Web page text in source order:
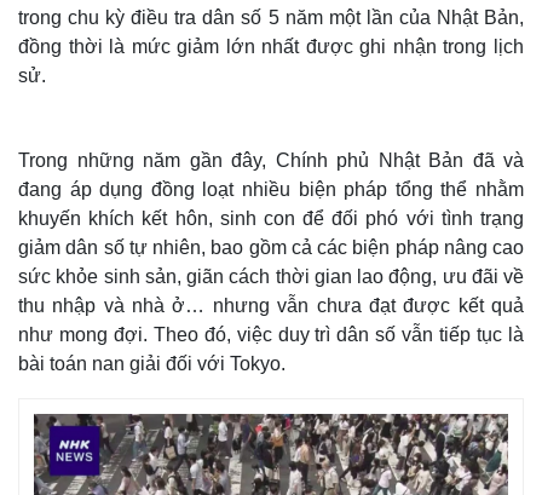
Thế giới
Quan sát
Hồ sơ
Multimedia
E-Magazine
Infographic
trong chu kỳ điều tra dân số 5 năm một lần của Nhật Bản,
đồng thời là mức giảm lớn nhất được ghi nhận trong lịch
sử.
Trong những năm gần đây, Chính phủ Nhật Bản đã và
đang áp dụng đồng loạt nhiều biện pháp tổng thể nhằm
khuyến khích kết hôn, sinh con để đối phó với tình trạng
giảm dân số tự nhiên, bao gồm cả các biện pháp nâng cao
sức khỏe sinh sản, giãn cách thời gian lao động, ưu đãi về
thu nhập và nhà ở… nhưng vẫn chưa đạt được kết quả
như mong đợi. Theo đó, việc duy trì dân số vẫn tiếp tục là
bài toán nan giải đối với Tokyo.